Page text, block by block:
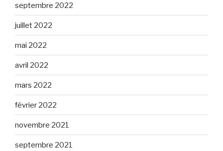
septembre 2022
juillet 2022
mai 2022
avril 2022
mars 2022
février 2022
novembre 2021
septembre 2021